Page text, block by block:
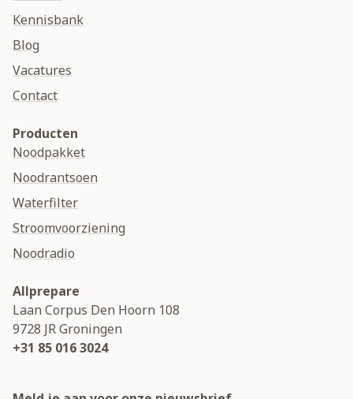
Kennisbank
Blog
Vacatures
Contact
Producten
Noodpakket
Noodrantsoen
Waterfilter
Stroomvoorziening
Noodradio
Allprepare
Laan Corpus Den Hoorn 108
9728 JRGroningen
+31 85 016 3024